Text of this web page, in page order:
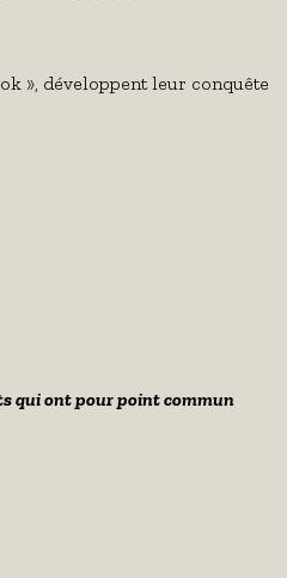
», développent leur conquête
qui ont pour point commun